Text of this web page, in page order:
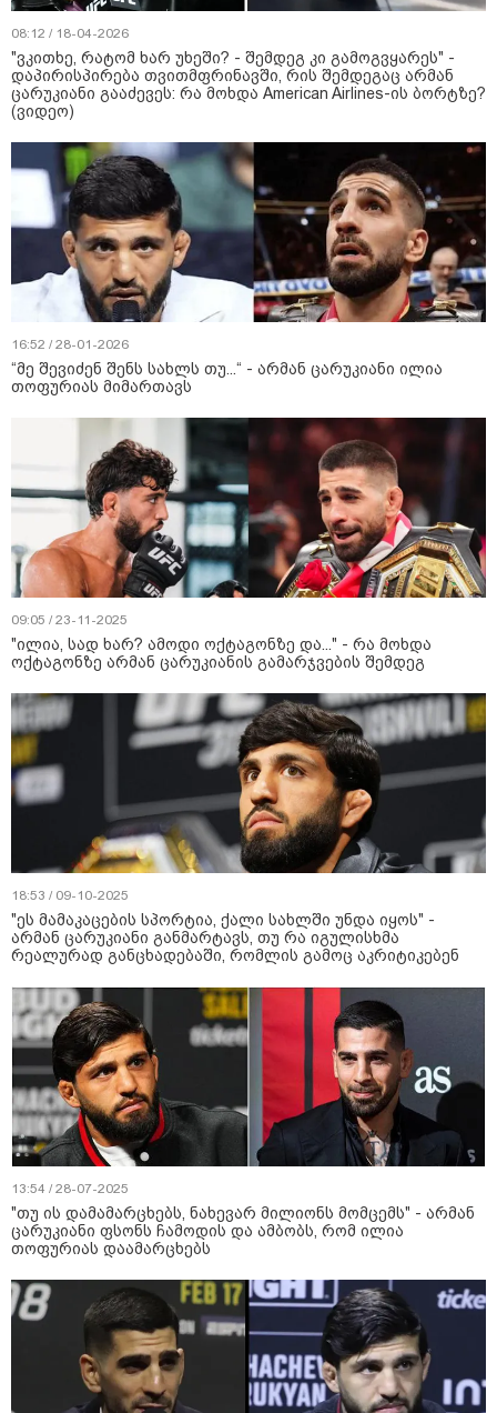
08:12 / 18-04-2026
"ვკითხე, რატომ ხარ უხეში? - შემდეგ კი გამოგვყარეს" -
დაპირისპირება თვითმფრინავში, რის შემდეგაც არმან
ცარუკიანი გააძევეს: რა მოხდა American Airlines-ის ბორტზე?
(ვიდეო)
16:52 / 28-01-2026
“მე შევიძენ შენს სახლს თუ...“ - არმან ცარუკიანი ილია
თოფურიას მიმართავს
09:05 / 23-11-2025
"ილია, სად ხარ? ამოდი ოქტაგონზე და..." - რა მოხდა
ოქტაგონზე არმან ცარუკიანის გამარჯვების შემდეგ
18:53 / 09-10-2025
"ეს მამაკაცების სპორტია, ქალი სახლში უნდა იყოს" -
არმან ცარუკიანი განმარტავს, თუ რა იგულისხმა
რეალურად განცხადებაში, რომლის გამოც აკრიტიკებენ
13:54 / 28-07-2025
"თუ ის დამამარცხებს, ნახევარ მილიონს მომცემს" - არმან
ცარუკიანი ფსონს ჩამოდის და ამბობს, რომ ილია
თოფურიას დაამარცხებს